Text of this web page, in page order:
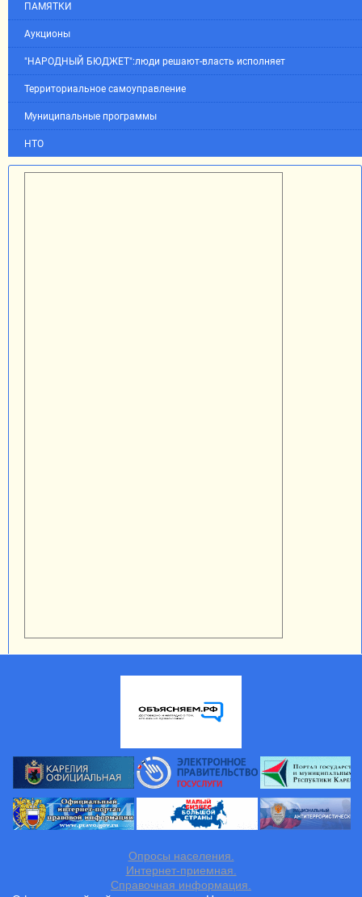
ПАМЯТКИ
Аукционы
"НАРОДНЫЙ БЮДЖЕТ":люди решают-власть исполняет
Территориальное самоуправление
Муниципальные программы
НТО
Опросы населения.
Интернет-приемная.
Справочная информация.